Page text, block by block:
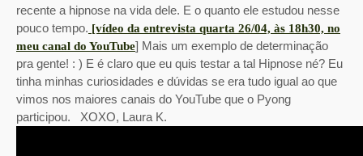
recente a hipnose na vida dele. E o quanto ele estudou nesse
pouco tempo. [vídeo da entrevista quarta 26/04, às 18h30, no
meu canal do YouTube] Mais um exemplo de determinação
pra gente! : ) E é claro que eu quis testar a tal Hipnose né? Eu
tinha minhas curiosidades e dúvidas se era tudo igual ao que
vimos nos maiores canais do YouTube que o Pyong
participou. XOXO, Laura K.